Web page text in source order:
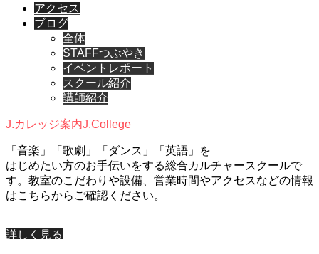
アクセス
ブログ
全体
STAFFつぶやき
イベントレポート
スクール紹介
講師紹介
J.カレッジ案内J.College
「音楽」「歌劇」「ダンス」「英語」を
はじめたい方のお手伝いをする総合カルチャースクールで
す。教室のこだわりや設備、営業時間やアクセスなどの情報
はこちらからご確認ください。
詳しく見る